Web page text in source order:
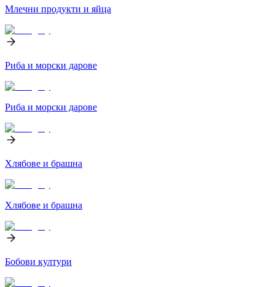
Млечни продукти и яйца
Риба и морски дарове
Риба и морски дарове
Хлябове и брашна
Хлябове и брашна
Бобови култури